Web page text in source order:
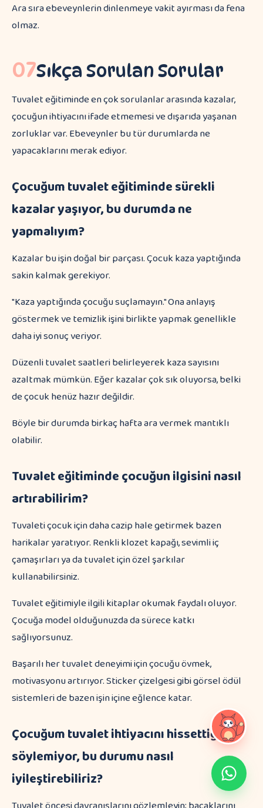
Ara sıra ebeveynlerin dinlenmeye vakit ayırması da fena
olmaz.
07Sıkça Sorulan Sorular
Tuvalet eğitiminde en çok sorulanlar arasında kazalar,
çocuğun ihtiyacını ifade etmemesi ve dışarıda yaşanan
zorluklar var. Ebeveynler bu tür durumlarda ne
yapacaklarını merak ediyor.
Çocuğum tuvalet eğitiminde sürekli
kazalar yaşıyor, bu durumda ne
yapmalıyım?
Kazalar bu işin doğal bir parçası. Çocuk kaza yaptığında
sakin kalmak gerekiyor.
"Kaza yaptığında çocuğu suçlamayın." Ona anlayış
göstermek ve temizlik işini birlikte yapmak genellikle
daha iyi sonuç veriyor.
Düzenli tuvalet saatleri belirleyerek kaza sayısını
azaltmak mümkün. Eğer kazalar çok sık oluyorsa, belki
de çocuk henüz hazır değildir.
Böyle bir durumda birkaç hafta ara vermek mantıklı
olabilir.
Tuvalet eğitiminde çocuğun ilgisini nasıl
artırabilirim?
Tuvaleti çocuk için daha cazip hale getirmek bazen
harikalar yaratıyor. Renkli klozet kapağı, sevimli iç
çamaşırları ya da tuvalet için özel şarkılar
kullanabilirsiniz.
Tuvalet eğitimiyle ilgili kitaplar okumak faydalı oluyor.
Çocuğa model olduğunuzda da sürece katkı
sağlıyorsunuz.
Başarılı her tuvalet deneyimi için çocuğu övmek,
motivasyonu artırıyor. Sticker çizelgesi gibi görsel ödül
sistemleri de bazen işin içine eğlence katar.
Çocuğum tuvalet ihtiyacını hissettiğini
söylemiyor, bu durumu nasıl
iyileştirebiliriz?